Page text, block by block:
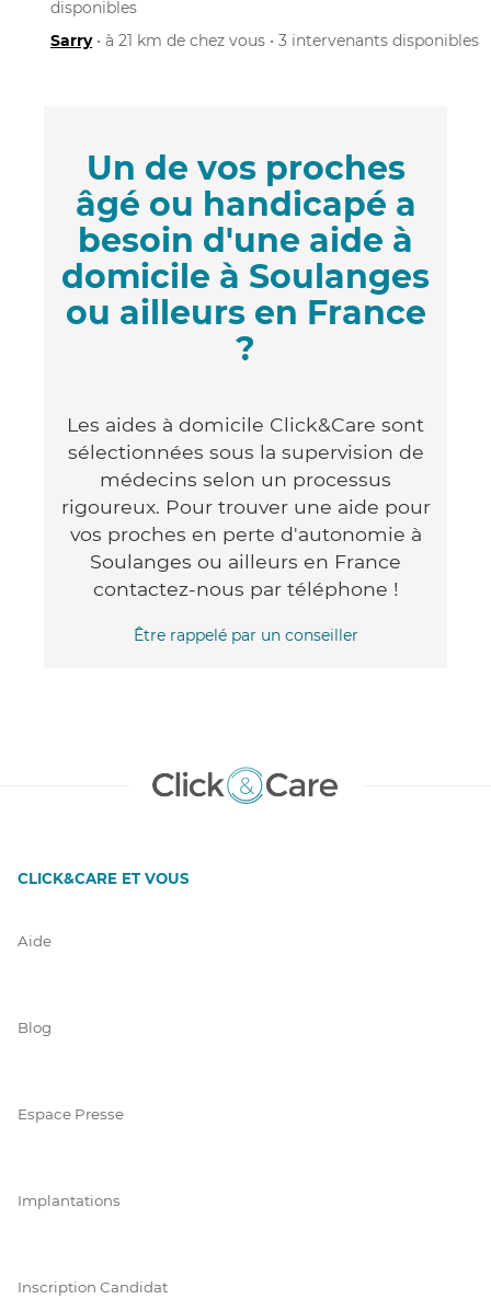
disponibles
Sarry• à 21 km de chez vous • 3 intervenants disponibles
Un de vos proches
âgé ou handicapé a
besoin d'une aide à
domicile à Soulanges
ou ailleurs en France
?
Les aides à domicile Click&Care sont
sélectionnées sous la supervision de
médecins selon un processus
rigoureux. Pour trouver une aide pour
vos proches en perte d'autonomie à
Soulanges ou ailleurs en France
contactez-nous par téléphone !
Être rappelé par un conseiller
CLICK&CARE ET VOUS
Aide
Blog
Espace Presse
Implantations
Inscription Candidat